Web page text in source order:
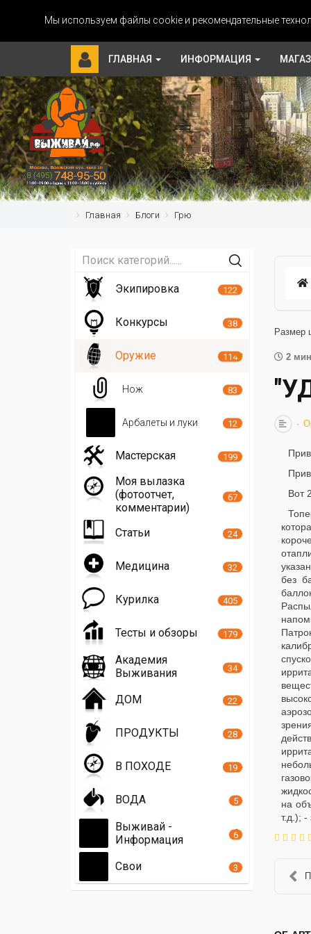
Мы используем файлы cookie и рекомендательные
ГЛАВНАЯ ИНФОРМАЦИЯ
Главная Блоги Грю
Размер
2
Вот
без
на
т.д.); -
Экипировка 122
Конкурсы 38
Оружие 114
Нож 83
Арбалеты и луки 12
Мастерская 199
Моя вылазка
(фотоотчет,
комментарии)
67
Статьи 24
Медицина 32
Курилка 405
Тесты и обзоры 179
Академия
Выживания
34
ДОМ 22
ПРОДУКТЫ 28
В ПОХОДЕ 19
ВОДА 5
Выживай -
Информация
6
Свои 3